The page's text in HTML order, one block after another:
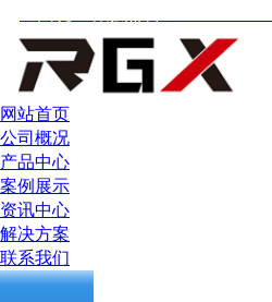
网站首页
公司概况
产品中心
案例展示
资讯中心
解决方案
联系我们